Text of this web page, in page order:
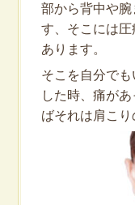
部から背中や腕
す、そこには
あります。
そこを自分で
した時、痛が
ばそれは肩こり